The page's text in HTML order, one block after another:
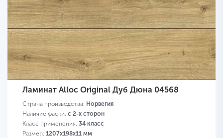
Ламинат Alloc Original Дуб Дюна 04568
Страна производства: Норвегия
Наличие фаски: с 2-х сторон
Класс применения: 34 класс
Размер: 1207х198х11 мм